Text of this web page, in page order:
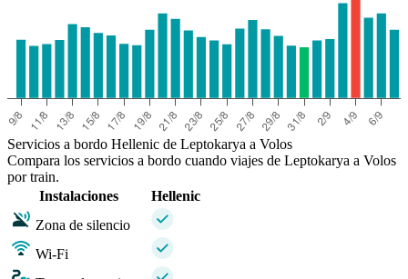
Servicios a bordo Hellenic de Leptokarya a Volos
Compara los servicios a bordo cuando viajes de Leptokarya a Volos
por train.
Instalaciones
Hellenic
Zona de silencio
Wi-Fi